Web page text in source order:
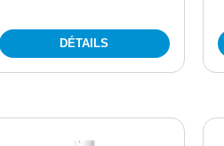
DÉTAILS